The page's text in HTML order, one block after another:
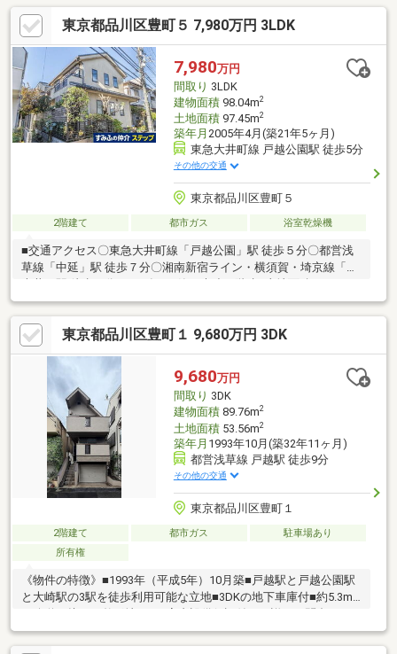
換、給湯器交換、全室洋室、建具新規、電気工事（50アンペア）
外装他：外壁・屋根塗装、バルコニー防水、建物内給水・給湯管
新規、基礎を一部鉄筋補強
東京都品川区豊町５ 7,980万円 3LDK
7,980万円
間取り 3LDK
建物面積98.04m2
土地面積97.45m2
築年月 2005年4月(築21年5ヶ月)
東急大井町線 戸越公園駅 徒歩5分
その他の交通
東京都品川区豊町５
2階建て 都市ガス 浴室乾燥機
■交通アクセス〇東急大井町線「戸越公園」駅 徒歩５分〇都営浅
草線「中延」駅 徒歩７分〇湘南新宿ライン・横須賀・埼京線「西
４５㎡※別途私道負担面積７．３４㎡あり■建物面積：９８.０４㎡
（1階：56.18㎡ 2階：41.86㎡) 木造瓦葺2階建■バルコニーおよ
びお庭南東向きのため、陽当り・通風良好■借地期間：２０４３
年迄。■様々な用途に利用可能な３ＬＤＫ。全居室6帖以上！！
東京都品川区豊町１ 9,680万円 3DK
9,680万円
間取り 3DK
建物面積89.76m2
土地面積53.56m2
築年月 1993年10月(築32年11ヶ月)
都営浅草線 戸越駅 徒歩9分
その他の交通
東京都品川区豊町１
2階建て 都市ガス
駐車場あり
所有権
《物件の特徴》■1993年（平成5年）10月築■戸越駅と戸越公園駅
と大崎駅の3駅を徒歩利用可能な立地■3DKの地下車庫付■約5.3m
ださい）